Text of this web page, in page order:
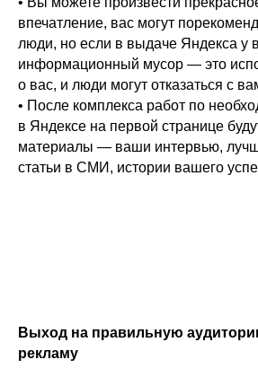
впечатление, вас могут
люди, но если в выдаче Яндекса у
информационный мусор — это
о вас, и люди могут отказаться с
• После комплекса работ по
в Яндексе на первой странице
материалы — ваши интервью,
статьи в СМИ, истории вашего
Выход на правильную
рекламу